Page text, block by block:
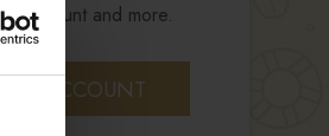
account and more.
AN ACCOUNT